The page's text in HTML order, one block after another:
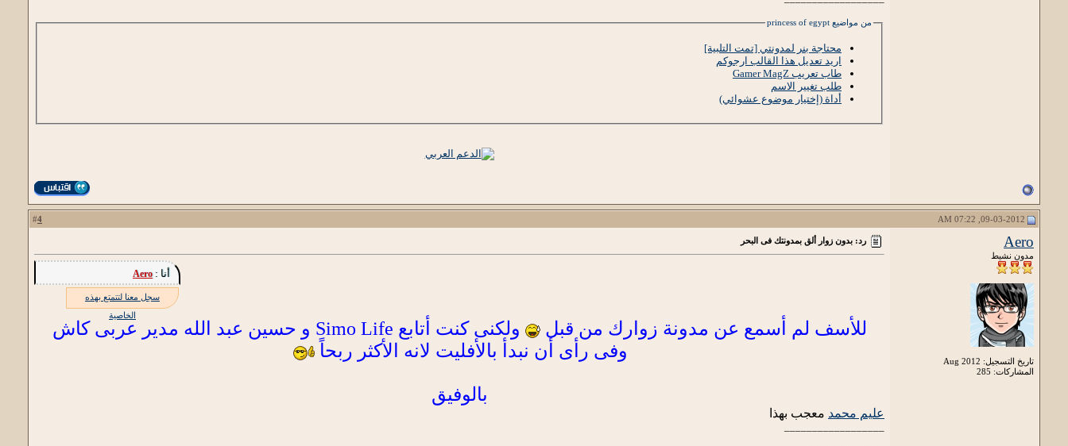
من مواضيع princess of egypt
محتاجة بنر لمدونتي [تمت التلبية]
اريد تعديل هذا القالب ارجوكم
طاب تعريب Gamer MagZ
طلب تغيير الاسم
أداة (إختيار موضوع عشوائي)
4
Aero
مدون نشيط
تاريخ التسجيل: Aug 2012
المشاركات: 285
رد: بدون زوار ألق بمدونتك فى البحر
أنا :Aero
سجل معنا لتتمتع بهذه
الخاصية
للأسف لم أسمع عن مدونة زوارك من قبل
ولكنى كنت أتابع Simo Life و حسين عبد الله مدير عربى كاش
وفى رأى أن نبدأ بالأفليت لانه الأكثر ربحاً
بالوفيق
عليم محمد معجب بهذا